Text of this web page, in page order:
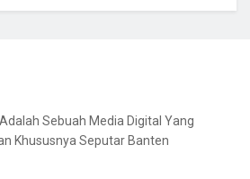
Sebuah Media Digital Yang
Khususnya Seputar Banten